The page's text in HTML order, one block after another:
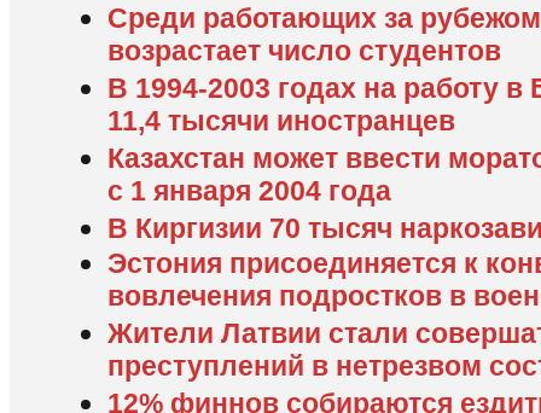
Среди работающих за
возрастает число студентов
В 1994-2003 годах на работу
11,4 тысячи иностранцев
Казахстан может ввести
с 1 января 2004 года
В Киргизии 70 тысяч
Эстония присоединяется к
вовлечения подростков в
Жители Латвии стали
преступлений в нетрезвом
12% финнов собираются